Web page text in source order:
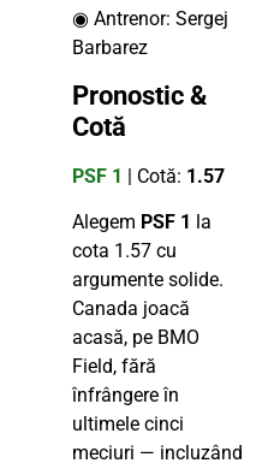
◉ Antrenor: Sergej
Barbarez
Pronostic &
Cotă
PSF 1 | Cotă: 1.57
Alegem PSF 1 la
cota 1.57 cu
argumente solide.
Canada joacă
acasă, pe BMO
Field, fără
înfrângere în
ultimele cinci
meciuri — incluzând